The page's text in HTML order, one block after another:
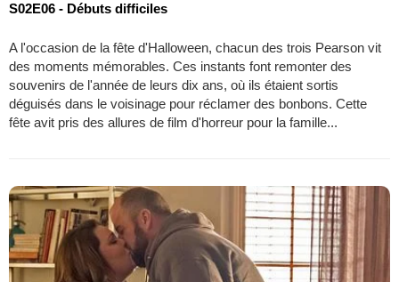
S02E06 - Débuts difficiles
A l'occasion de la fête d'Halloween, chacun des trois Pearson vit
des moments mémorables. Ces instants font remonter des
souvenirs de l'année de leurs dix ans, où ils étaient sortis
déguisés dans le voisinage pour réclamer des bonbons. Cette
fête avit pris des allures de film d'horreur pour la famille...